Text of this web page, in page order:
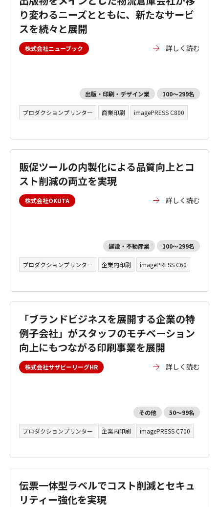
り変わるニーズとともに、新たなサービ
スを続々と展開
株式会社ニューブック 詳しく読む
出版・印刷・デザイン業 100～299名
プロダクションプリンター 商業印刷 imagePRESS C800
販促ツールの内製化による品質向上とコ
スト削減の両立を実現
株式会社OKUTA 詳しく読む
建設・不動産業 100～299名
プロダクションプリンター 企業内印刷 imagePRESS C60
「ブランドビジネスを展開する企業の特
例子会社」がスタッフのモチベーション
向上にもつながる印刷事業を展開
株式会社サザビーリーグHR 詳しく読む
その他 50～99名
プロダクションプリンター 企業内印刷 imagePRESS C700
伝票一体型ラベルでコスト削減とセキュ
リティー強化を実現